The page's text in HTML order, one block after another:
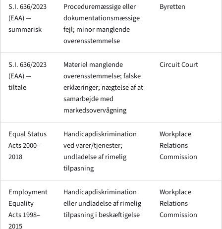
S.I. 636/2023
(EAA) —
summarisk
Proceduremæssige eller
dokumentationsmæssige
fejl; minor manglende
overensstemmelse
Byretten
S.I. 636/2023
(EAA) —
tiltale
Materiel manglende
overensstemmelse; falske
erklæringer; nægtelse af at
samarbejde med
markedsovervågning
Circuit Court
Equal Status
Acts 2000–
2018
Handicapdiskrimination
ved varer/tjenester;
undladelse af rimelig
tilpasning
Workplace
Relations
Commission
Employment
Equality
Acts 1998–
2015
Handicapdiskrimination
eller undladelse af rimelig
tilpasning i beskæftigelse
Workplace
Relations
Commission